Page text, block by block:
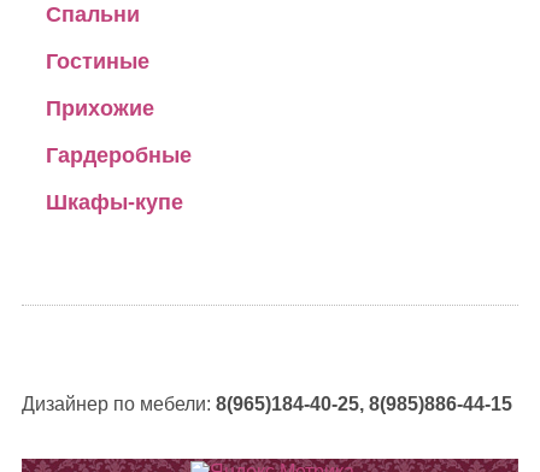
Спальни
Гостиные
Прихожие
Гардеробные
Шкафы-купе
Дизайнер по мебели: 8(965)184-40-25, 8(985)886-44-15